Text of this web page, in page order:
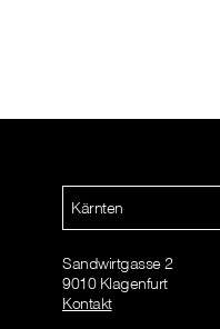
Kärnten
Sandwirtgasse 2
9010 Klagenfurt
Kontakt